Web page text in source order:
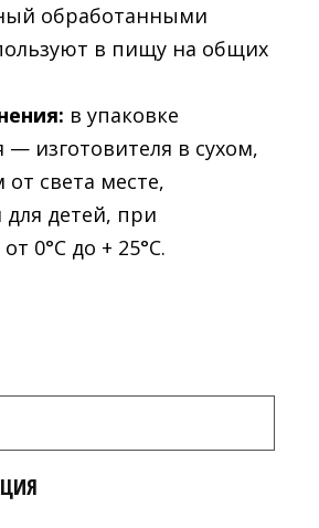
обработанными
в пищу на общих
в упаковке
изготовителя в сухом,
света месте,
детей, при
0°С до + 25°С.